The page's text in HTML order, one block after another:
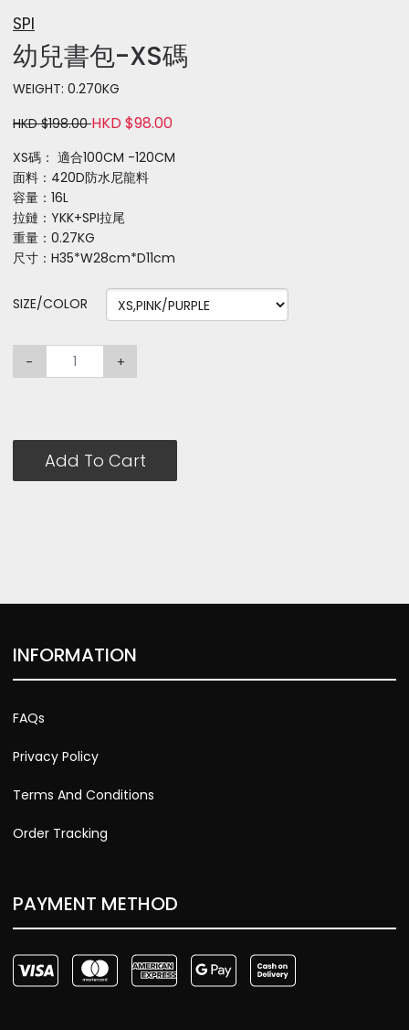
SPI
幼兒書包-XS碼
WEIGHT: 0.270KG
HKD $198.00HKD $98.00
XS碼： 適合100CM -120CM
面料：420D防水尼龍料
容量：16L
拉鏈：YKK+SPI拉尾
重量：0.27KG
尺寸：H35*W28cm*D11cm
SIZE/COLOR
- +
Add To Cart
INFORMATION
FAQs
Privacy Policy
Terms And Conditions
Order Tracking
PAYMENT METHOD